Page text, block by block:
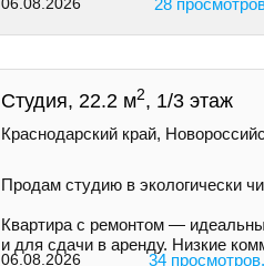
28
Студия, 22.2 м2, 1/3 этаж
Краснодарский край,
Продам студию в экологически
Квартира с ремонтом —
и для сдачи в аренду. Низкие
06.08.2026 34